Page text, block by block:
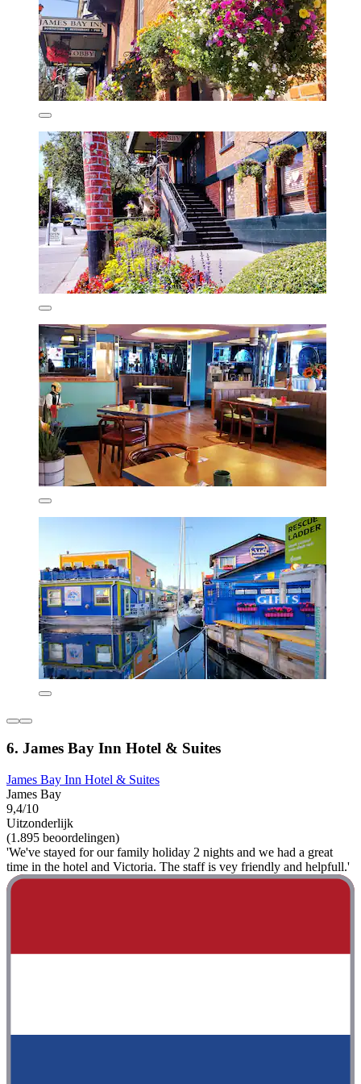
6. James Bay Inn Hotel & Suites
James Bay Inn Hotel & Suites
James Bay
9,4/10
Uitzonderlijk
(1.895 beoordelingen)
'We've stayed for our family holiday 2 nights and we had a great
time in the hotel and Victoria. The staff is vey friendly and helpfull.'